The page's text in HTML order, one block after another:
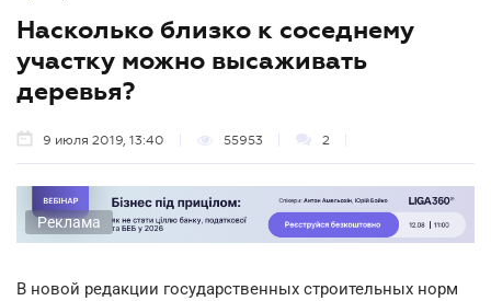
Насколько близко к соседнему
участку можно высаживать
деревья?
9 июля 2019, 13:40 55953 2
Реклама
В новой редакции государственных строительных норм